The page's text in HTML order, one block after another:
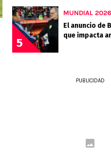
5
MUNDIAL 2026
El anuncio de
que impacta
PUBLICIDAD